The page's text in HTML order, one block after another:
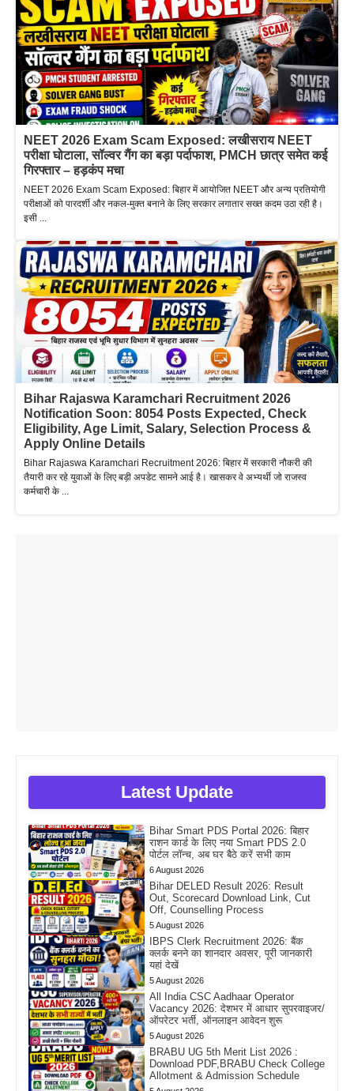
NEET 2026 Exam Scam Exposed: लखीसराय NEET
परीक्षा घोटाला, सॉल्वर गैंग का बड़ा पर्दाफाश, PMCH छात्र समेत कई
गिरफ्तार – हड़कंप मचा
NEET 2026 Exam Scam Exposed: बिहार में आयोजित NEET और अन्य प्रतियोगी
परीक्षाओं को पारदर्शी और नकल-मुक्त बनाने के लिए सरकार लगातार सख्त कदम उठा रही है।
इसी ...
Bihar Rajaswa Karamchari Recruitment 2026
Notification Soon: 8054 Posts Expected, Check
Eligibility, Age Limit, Salary, Selection Process &
Apply Online Details
Bihar Rajaswa Karamchari Recruitment 2026: बिहार में सरकारी नौकरी की
तैयारी कर रहे युवाओं के लिए बड़ी अपडेट सामने आई है। खासकर वे अभ्यर्थी जो राजस्व
कर्मचारी के ...
Latest Update
Bihar Smart PDS Portal 2026: बिहार
राशन कार्ड के लिए नया Smart PDS 2.0
पोर्टल लॉन्च, अब घर बैठे करें सभी काम
6 August 2026
Bihar DELED Result 2026: Result
Out, Scorecard Download Link, Cut
Off, Counselling Process
5 August 2026
IBPS Clerk Recruitment 2026: बैंक
क्लर्क बनने का शानदार अवसर, पूरी जानकारी
यहां देखें
5 August 2026
All India CSC Aadhaar Operator
Vacancy 2026: देशभर में आधार सुपरवाइजर/
ऑपरेटर भर्ती, ऑनलाइन आवेदन शुरू
5 August 2026
BRABU UG 5th Merit List 2026 :
Download PDF,BRABU Check College
Allotment & Admission Schedule